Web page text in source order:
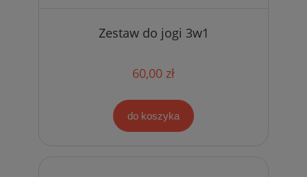
Zestaw do jogi 3w1
60,00 zł
do koszyka